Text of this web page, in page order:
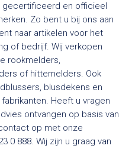
gecertificeerd en officieel
Zo bent u bij ons aan
naar artikelen voor het
of bedrijf. Wij verkopen
rookmelders,
of hittemelders. Ook
blusdekens en
Heeft u vragen
ontvangen op basis van
op met onze
0 888. Wij zijn u graag van